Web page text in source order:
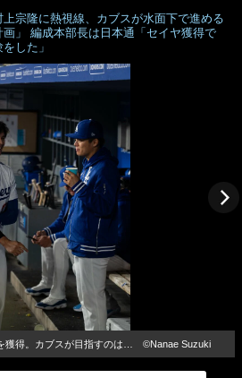
宗隆に熱視線、カブスが水面下で進める
画」 編成本部長は日本通「セイヤ獲得で
した」
獲得。カブスが目指すのは… ©Nanae Suzuki